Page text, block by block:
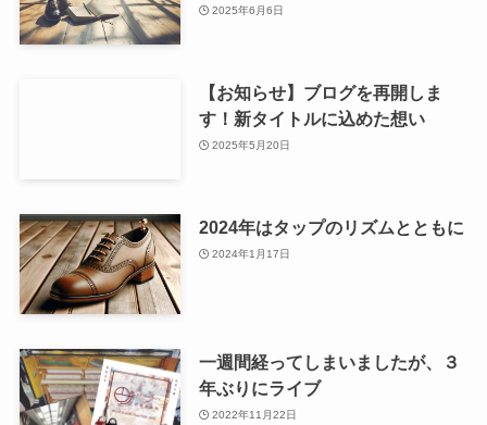
2025年6月6日
【お知らせ】ブログを再開しま
す！新タイトルに込めた想い
2025年5月20日
2024年はタップのリズムとともに
2024年1月17日
一週間経ってしまいましたが、３
年ぶりにライブ
2022年11月22日